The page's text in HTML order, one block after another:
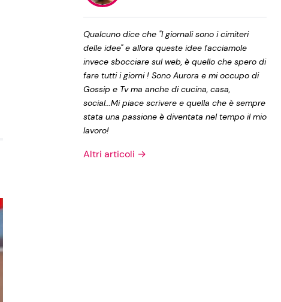
Privacy Policy
Qualcuno dice che "I giornali sono i cimiteri
delle idee" e allora queste idee facciamole
invece sbocciare sul web, è quello che spero di
fare tutti i giorni ! Sono Aurora e mi occupo di
Gossip e Tv ma anche di cucina, casa,
social...Mi piace scrivere e quella che è sempre
stata una passione è diventata nel tempo il mio
lavoro!
Altri articoli →